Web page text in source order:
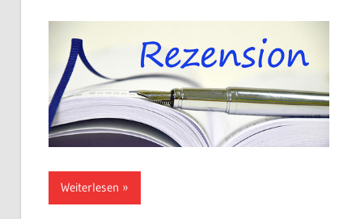
Weiterlesen